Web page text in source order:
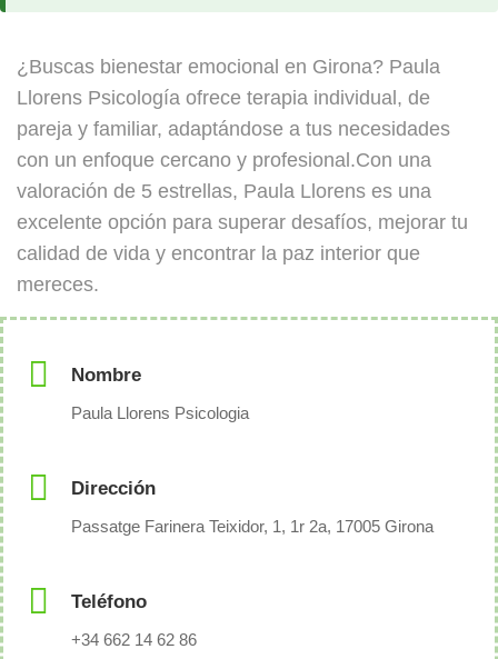
¿Buscas bienestar emocional en Girona? Paula
Llorens Psicología ofrece terapia individual, de
pareja y familiar, adaptándose a tus necesidades
con un enfoque cercano y profesional.Con una
valoración de 5 estrellas, Paula Llorens es una
excelente opción para superar desafíos, mejorar tu
calidad de vida y encontrar la paz interior que
mereces.
Nombre
Paula Llorens Psicologia
Dirección
Passatge Farinera Teixidor, 1, 1r 2a, 17005 Girona
Teléfono
+34 662 14 62 86